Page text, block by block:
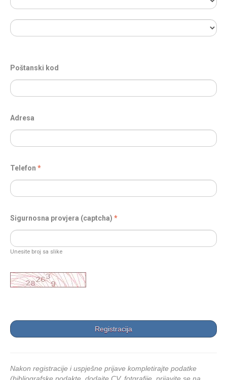
Poštanski kod
Adresa
Telefon
Sigurnosna provjera (captcha)
Unesite broj sa slike
Nakon registracije i uspješne prijave kompletirajte podatke